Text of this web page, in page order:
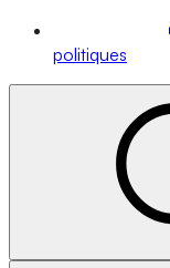
politiques